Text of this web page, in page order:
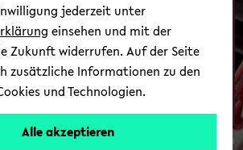
© Uni­ver­si­tät Bie­le­feld
jederzeit unter
einsehen und mit der
Zukunft widerrufen. Auf der Seite
zusätzliche Informationen zu den
und Technologien.
Alle akzeptieren